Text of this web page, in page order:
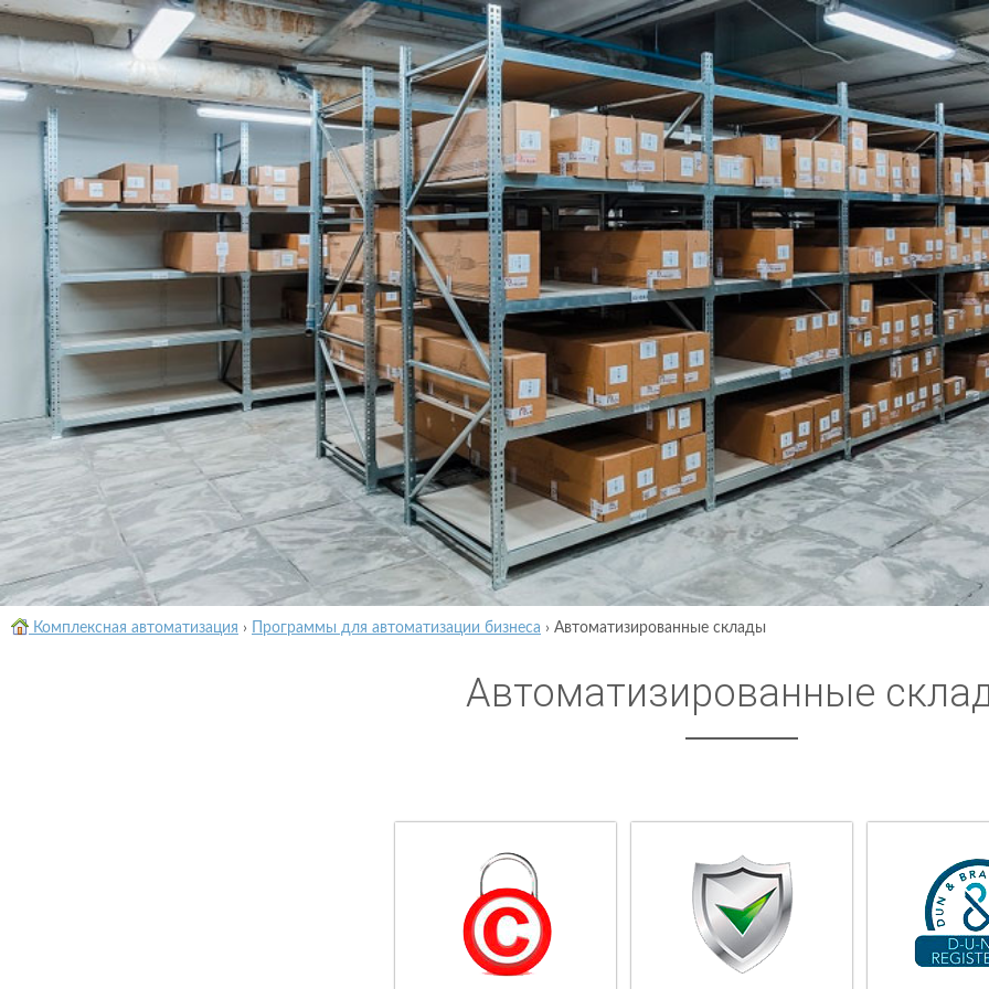
Комплексная автоматизация › Программы для автоматизации бизнеса › Автоматизированные склады
Автоматизированные